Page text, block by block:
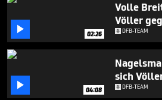
 02:26
Volle
Völler
DFB-TEAM
 04:08
sich
DFB-TEAM